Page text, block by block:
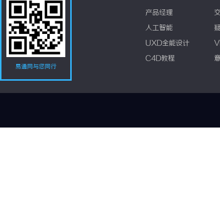
易通网与您同行
产品经理
人工智能
UXD全能设计
C4D教程